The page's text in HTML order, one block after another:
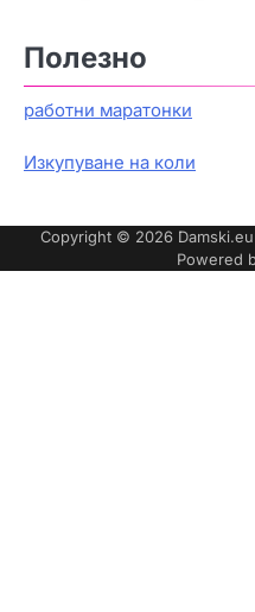
Полезно
работни маратонки
Изкупуване на коли
Copyright © 2026 Damski.eu
Powered